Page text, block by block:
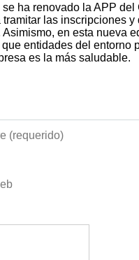
ha renovado la APP
las inscripciones
en esta nueva
entidades del entorno
es la más saludable.
(requerido)